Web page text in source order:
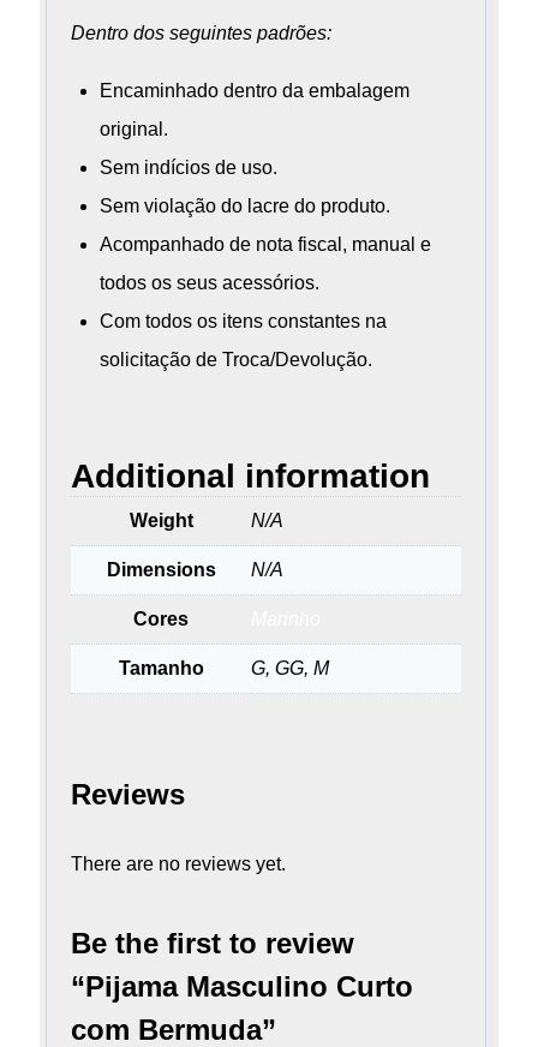
Dentro dos seguintes padrões:
Encaminhado dentro da embalagem
original.
Sem indícios de uso.
Sem violação do lacre do produto.
Acompanhado de nota fiscal, manual e
todos os seus acessórios.
Com todos os itens constantes na
solicitação de Troca/Devolução.
Additional information
Weight N/A
Dimensions N/A
Cores
Tamanho G, GG, M
Reviews
There are no reviews yet.
Be the first to review
“Pijama Masculino Curto
com Bermuda”